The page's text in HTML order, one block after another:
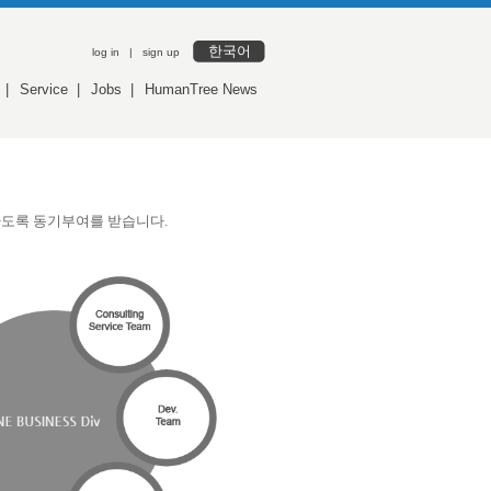
log in | sign up 한국어
Service Jobs HumanTree News
록 동기부여를 받습니다.